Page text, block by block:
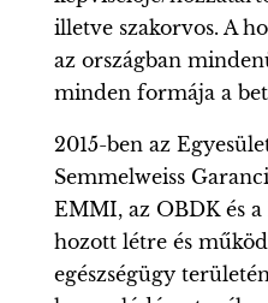
illetve szakorvos. A
az országban
minden formája a
2015-ben az
Semmelweiss
EMMI, az OBDK és
hozott létre és
egészségügy